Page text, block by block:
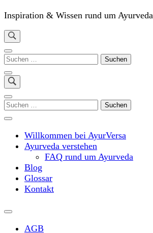
Inspiration & Wissen rund um Ayurveda
Suchen
nach:
Suchen
Willkommen bei AyurVersa
Ayurveda verstehen
FAQ rund um Ayurveda
Blog
Glossar
Kontakt
AGB